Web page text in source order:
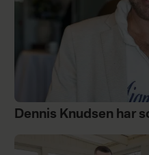
Dennis Knudsen har